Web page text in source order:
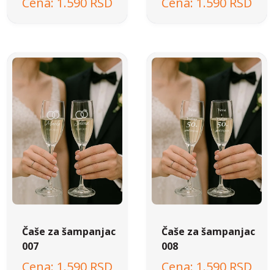
Čaše za šampanjac
007
1.590 RSD
Čaše za šampanjac
008
1.590 RSD